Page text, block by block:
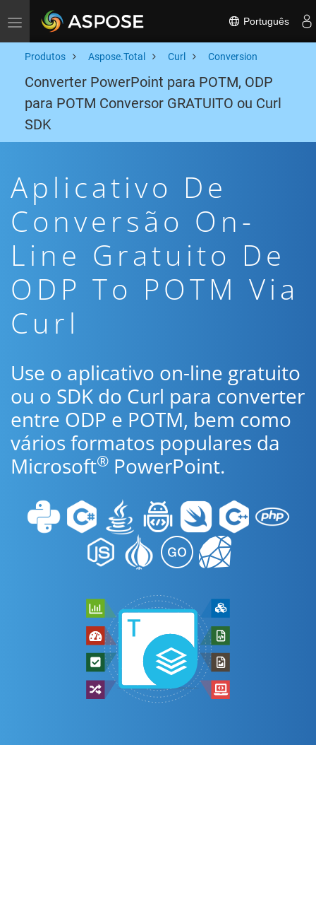
Toggle navigation Português
Produtos Aspose.Total Curl Conversion
Converter PowerPoint para POTM, ODP
para POTM Conversor GRATUITO ou Curl
SDK
Aplicativo De
Conversão On-
Line Gratuito De
ODP To POTM Via
Curl
Use o aplicativo on-line gratuito
ou o SDK do Curl para converter
entre ODP e POTM, bem como
vários formatos populares da
Microsoft® PowerPoint.